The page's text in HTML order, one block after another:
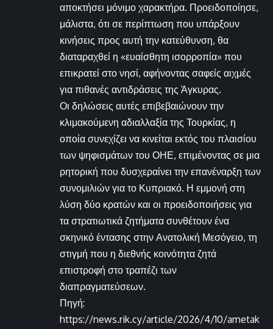
αποκτήσει μόνιμο χαρακτήρα. Προειδοποίησε,
μάλιστα, ότι σε περίπτωση που υπάρξουν
κινήσεις προς αυτή την κατεύθυνση, θα
διαταραχθεί η «ευαίσθητη ισορροπία» που
επικρατεί στο νησί, αφήνοντας σαφείς αιχμές
για πιθανές αντιδράσεις της Άγκυρας.
Οι δηλώσεις αυτές επιβεβαιώνουν την
κλιμακούμενη αδιαλλαξία της Τουρκίας, η
οποία συνεχίζει να κινείται εκτός του πλαισίου
των ψηφισμάτων του ΟΗΕ, επιμένοντας σε μια
ρητορική που δυσχεραίνει την επανέναρξη των
συνομιλιών για το Κυπριακό. Η εμμονή στη
λύση δύο κρατών και οι προειδοποιήσεις για
τα στρατιωτικά ζητήματα συνθέτουν ένα
σκηνικό έντασης στην Ανατολική Μεσόγειο, τη
στιγμή που η διεθνής κοινότητα ζητά
επιστροφή στο τραπέζι των
διαπραγματεύσεων.
Πηγή:
https://news.rik.cy/article/2026/4/10/ametak